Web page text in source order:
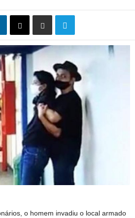
o homem invadiu o local armado